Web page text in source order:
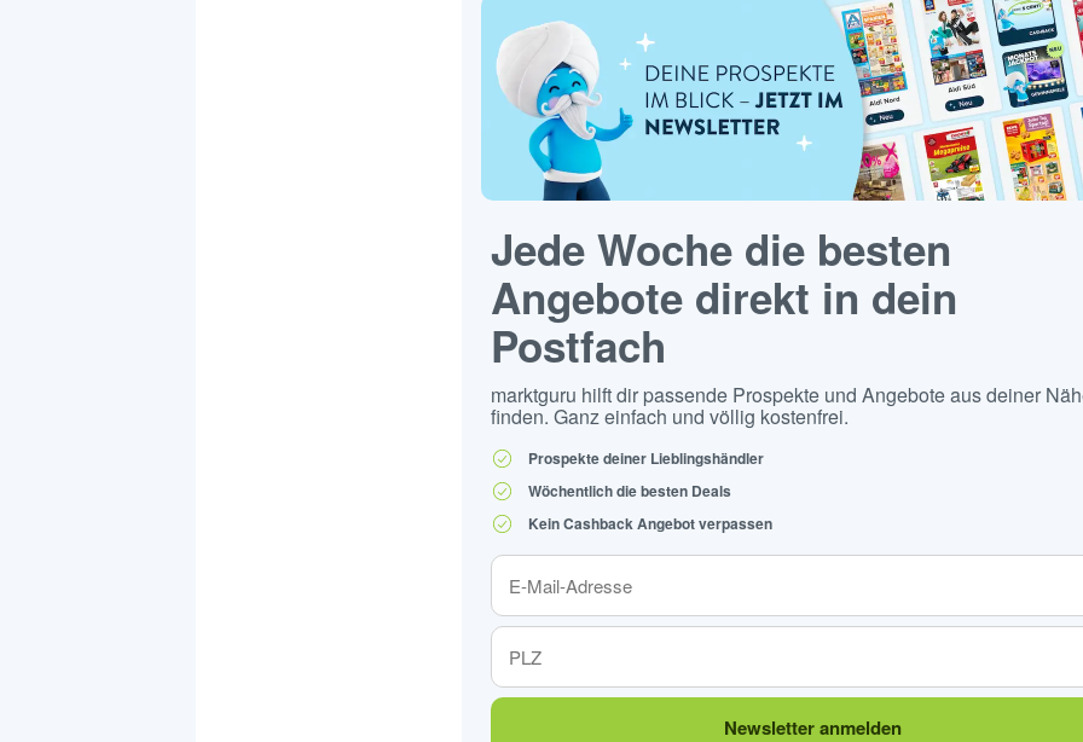
Jede Woche die besten
Angebote direkt in dein
Postfach
marktguru hilft dir passende Prospekte und Angebote aus deiner
finden. Ganz einfach und völlig kostenfrei.
Prospekte deiner Lieblingshändler
Wöchentlich die besten Deals
Kein Cashback Angebot verpassen
Newsletter anmelden